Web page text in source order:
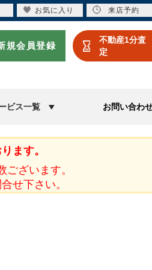
規会員登録
不動産1分査
定
ビス一覧 お問い合わ
ます。
ざいます。
せ下さい。
お気に入り 来店予約